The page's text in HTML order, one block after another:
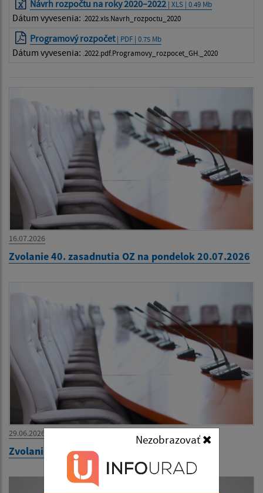
Nezobrazovať
Návrh rozpočtu na roky 2020–2022 | XLS | 0.49 Mb
Dátum vyvesenia: .2022.xls.Navrh_rozpoctu_2020
Programový rozpočet| PDF | 0.75 Mb
Dátum vyvesenia: .2022.pdf.Programovy_rozpocet_GH._2020
16.07.2026
Zvolanie 40. zasadnutia OZ na pondelok 20.07.2026
29.06.2026
Zvolanie 39. zasadnutia OZ na 30.06.2026